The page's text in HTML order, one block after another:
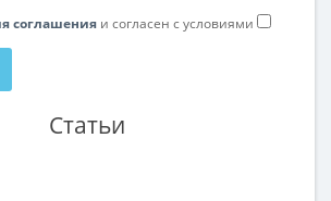
соглашения и согласен с условиями
Статьи